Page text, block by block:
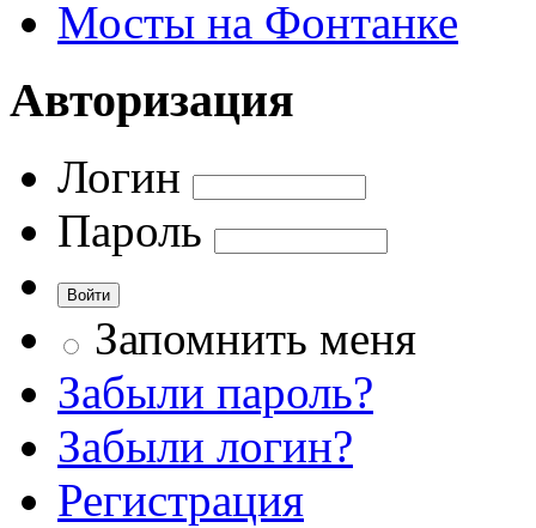
Мосты на Фонтанке
Авторизация
Логин
Пароль
Запомнить меня
Забыли пароль?
Забыли логин?
Регистрация